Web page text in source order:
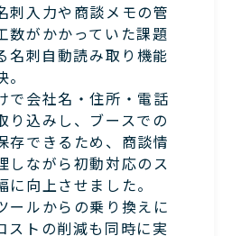
刺入力や商談メモの管
数がかかっていた課題
名刺自動読み取り機能
で会社名・住所・電話
り込みし、ブースでの
存できるため、商談情
しながら初動対応のス
に向上させました。
ールからの乗り換えに
ストの削減も同時に実